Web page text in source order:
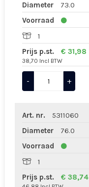
Diameter
73.0
Voorraad
1
Prijs p.st.
€ 31,98
38,70 Incl BTW
- +
Art. nr.
5311060
Diameter
76.0
Voorraad
1
Prijs p.st.
€ 38,74